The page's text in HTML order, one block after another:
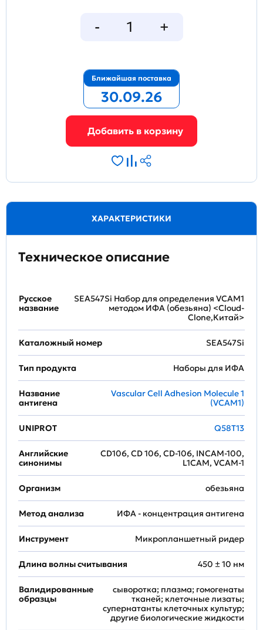
Ближайшая поставка
30.09.26
ХАРАКТЕРИСТИКИ
Техническое описание
Русское
название
SEA547Si Набор для определения VCAM1
методом ИФА (обезьяна) <Cloud-
Clone,Китай>
Каталожный номер SEA547Si
Тип продукта Наборы для ИФА
Название
антигена
Vascular Cell Adhesion Molecule 1
(VCAM1)
UNIPROT Q58T13
Английские
синонимы
CD106, CD 106, CD-106, INCAM-100,
L1CAM, VCAM-1
Организм обезьяна
Метод анализа ИФА - концентрация антигена
Инструмент Микропланшетный ридер
Длина волны считывания 450 ± 10 нм
Валидированные
образцы
сыворотка; плазма; гомогенаты
тканей; клеточные лизаты;
супернатанты клеточных культур;
другие биологические жидкости